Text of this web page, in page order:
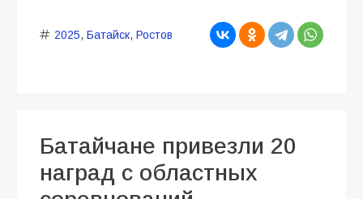
2025, Батайск, Ростов
Батайчане привезли 20
наград с областных